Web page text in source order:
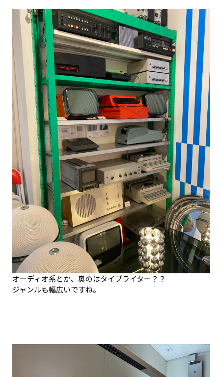
オーディオ系とか、奥のはタイプライター？？
ジャンルも幅広いですね。